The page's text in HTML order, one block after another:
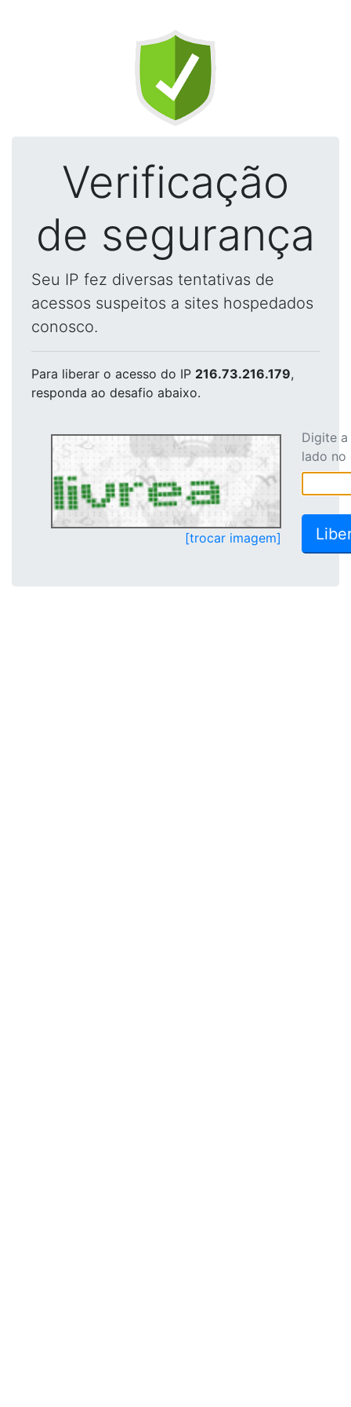
Verificação
de segurança
Seu IP fez diversas tentativas de
acessos suspeitos a sites hospedados
conosco.
Para liberar o acesso do IP 216.73.216.179,
responda ao desafio abaixo.
[trocar imagem]
Digite
lado no